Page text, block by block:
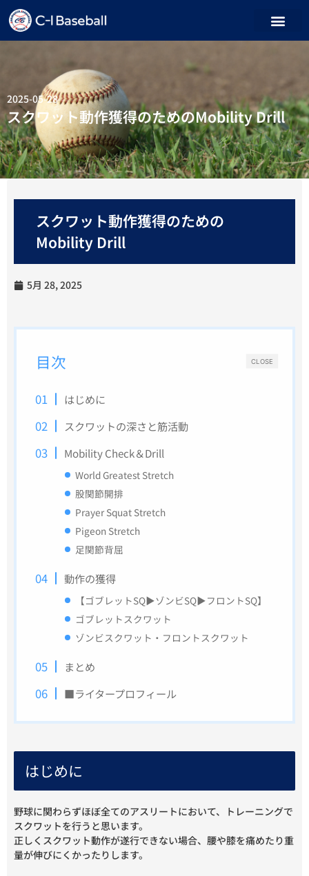
2025-05-28
スクワット動作獲得のためのMobility Drill
スクワット動作獲得のための
Mobility Drill
5月 28, 2025
CLOSE
目次
はじめに
スクワットの深さと筋活動
Mobility Check＆Drill
World Greatest Stretch
股関節開排
Prayer Squat Stretch
Pigeon Stretch
足関節背屈
動作の獲得
【ゴブレットSQ▶︎ゾンビSQ▶︎フロントSQ】
ゴブレットスクワット
ゾンビスクワット・フロントスクワット
まとめ
■ライタープロフィール
はじめに
野球に関わらずほぼ全てのアスリートにおいて、トレーニングで
スクワットを行うと思います。
正しくスクワット動作が遂行できない場合、腰や膝を痛めたり重
量が伸びにくかったりします。